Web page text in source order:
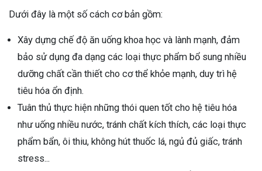
Dưới đây là một số cách cơ bản gồm:
Xây dựng chế độ ăn uống khoa học và lành mạnh, đảm
bảo sử dụng đa dạng các loại thực phẩm bổ sung nhiều
dưỡng chất cần thiết cho cơ thể khỏe mạnh, duy trì hệ
tiêu hóa ổn định.
Tuân thủ thực hiện những thói quen tốt cho hệ tiêu hóa
như uống nhiều nước, tránh chất kích thích, các loại thực
phẩm bẩn, ôi thiu, không hút thuốc lá, ngủ đủ giấc, tránh
stress...